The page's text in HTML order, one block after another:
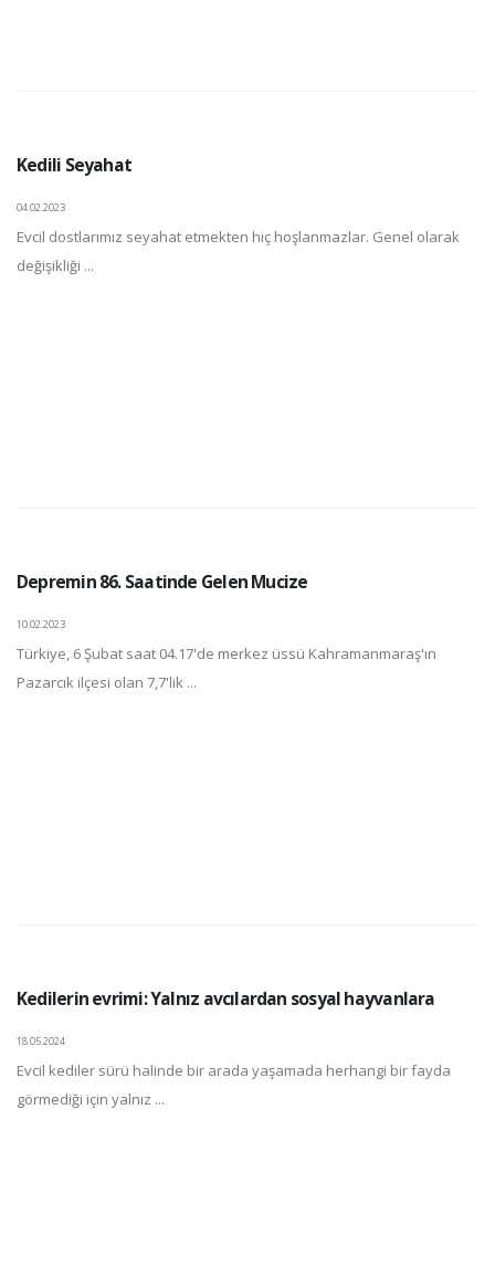
Kedili Seyahat
04.02.2023
Evcil dostlarımız seyahat etmekten hiç hoşlanmazlar. Genel olarak
değişikliği ...
Depremin 86. Saatinde Gelen Mucize
10.02.2023
Türkiye, 6 Şubat saat 04.17'de merkez üssü Kahramanmaraş'ın
Pazarcık ilçesi olan 7,7'lik ...
Kedilerin evrimi: Yalnız avcılardan sosyal hayvanlara
18.05.2024
Evcil kediler sürü halinde bir arada yaşamada herhangi bir fayda
görmediği için yalnız ...